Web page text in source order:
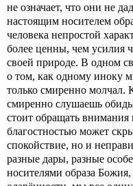
не означает, что они не
настоящим носителем
человека непростой
более ценны, чем усилия
своей природе. В одном
о том, как одному иноку
только смиренно молчал.
смиренно слушаешь
стоит обращать внимания
благостностью может
спокойствие, но и
разные дары, разные
носителями образа